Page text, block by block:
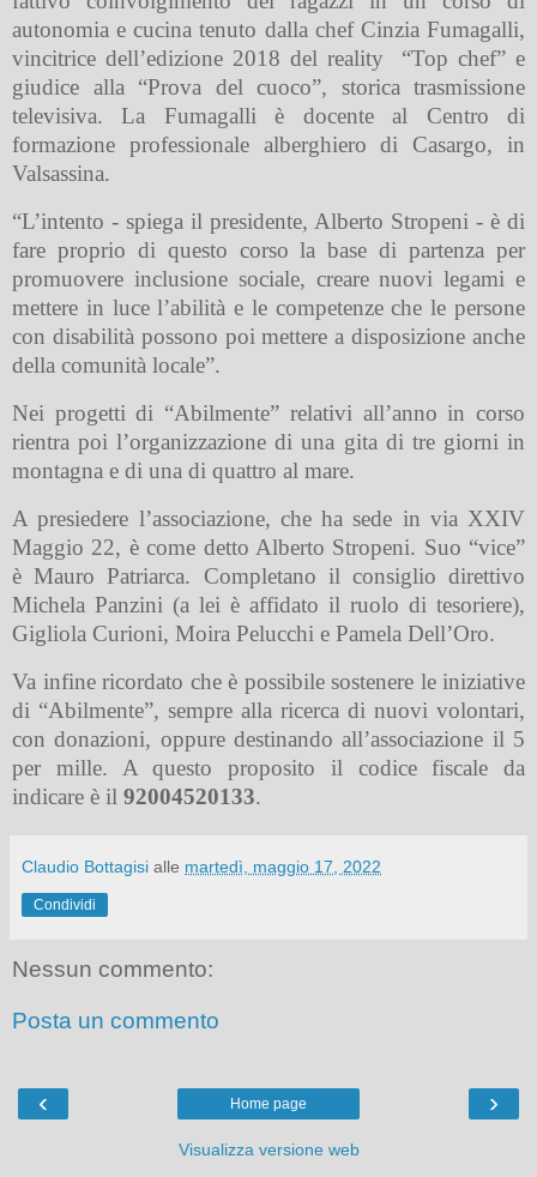
autonomia e cucina tenuto dalla chef Cinzia Fumagalli,
vincitrice dell’edizione 2018 del reality
“Top chef” e
giudice alla “Prova del cuoco”, storica trasmissione
televisiva. La Fumagalli è docente al Centro di
formazione professionale alberghiero di Casargo, in
Valsassina.
“L’intento - spiega il presidente, Alberto Stropeni - è di
fare proprio di questo corso la base di partenza per
promuovere inclusione sociale, creare nuovi legami e
mettere in luce l’abilità e le competenze che le persone
con disabilità possono poi mettere a disposizione anche
della comunità locale”.
Nei progetti di “Abilmente” relativi all’anno in corso
rientra poi l’organizzazione di una gita di tre giorni in
montagna e di una di quattro al mare.
A presiedere l’associazione, che ha sede in via XXIV
Maggio 22, è come detto Alberto Stropeni. Suo “vice”
è Mauro Patriarca. Completano il consiglio direttivo
Michela Panzini (a lei è affidato il ruolo di tesoriere),
Gigliola Curioni, Moira Pelucchi e Pamela Dell’Oro.
Va infine ricordato che è possibile sostenere le iniziative
di “Abilmente”, sempre alla ricerca di nuovi volontari,
con donazioni, oppure destinando all’associazione il 5
per mille. A questo proposito il codice fiscale da
indicare è il 92004520133.
Claudio Bottagisi alle martedì, maggio 17, 2022
Condividi
Nessun commento:
Posta un commento
‹ ›
Home page
Visualizza versione web